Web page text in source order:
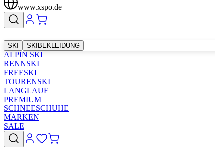
www.xspo.de
SKI SKIBEKLEIDUNG
ALPIN SKI
RENNSKI
FREESKI
TOURENSKI
LANGLAUF
PREMIUM
SCHNEESCHUHE
MARKEN
SALE